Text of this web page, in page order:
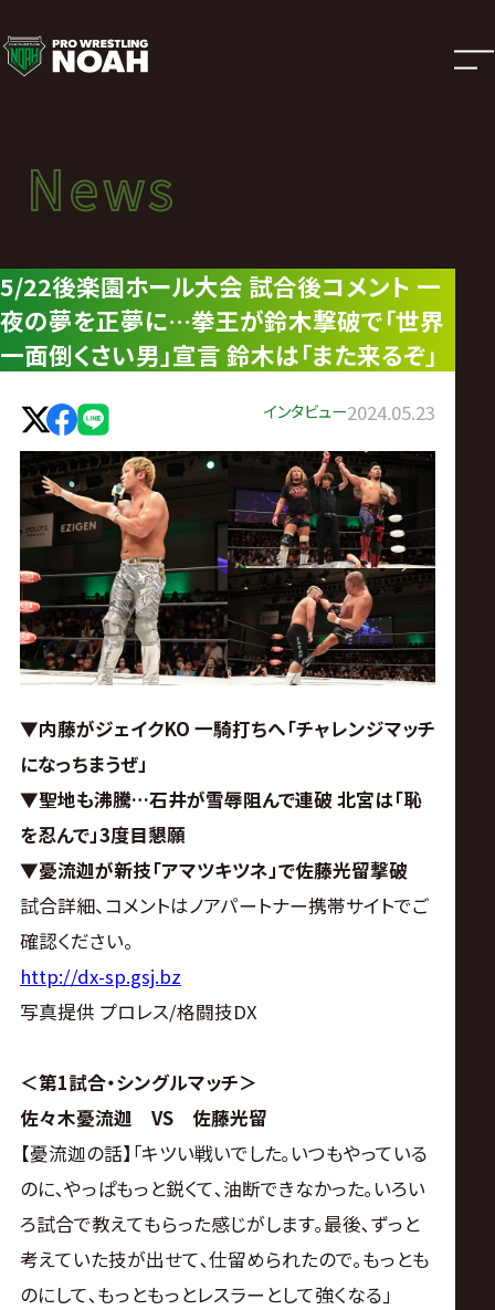
ニ
ュ
ー
ス
|
プ
ロ
レ
ス
リ
ン
グ・
ノ
ア
公
式
サ
イ
ト
News
ニュース
News
5/22後楽園ホール大会 試合後コメント 一
夜の夢を正夢に…拳王が鈴木撃破で「世界
一面倒くさい男」宣言 鈴木は「また来るぞ」
インタビュー2024.05.23
▼内藤がジェイクKO 一騎打ちへ「チャレンジマッチ
になっちまうぜ」
▼聖地も沸騰…石井が雪辱阻んで連破 北宮は「恥
を忍んで」3度目懇願
▼憂流迦が新技「アマツキツネ」で佐藤光留撃破
試合詳細、コメントはノアパートナー携帯サイトでご
確認ください。
http://dx-sp.gsj.bz
写真提供 プロレス/格闘技DX
＜第1試合・シングルマッチ＞
佐々木憂流迦 VS 佐藤光留
【憂流迦の話】｢キツい戦いでした｡いつもやっている
のに､やっぱもっと鋭くて､油断できなかった｡いろい
ろ試合で教えてもらった感じがします｡最後､ずっと
考えていた技が出せて､仕留められたので｡もっとも
のにして､もっともっとレスラーとして強くなる｣